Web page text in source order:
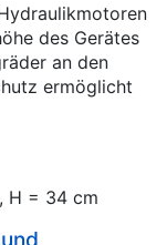
des Gerätes
an den
ermöglicht
H = 34 cm